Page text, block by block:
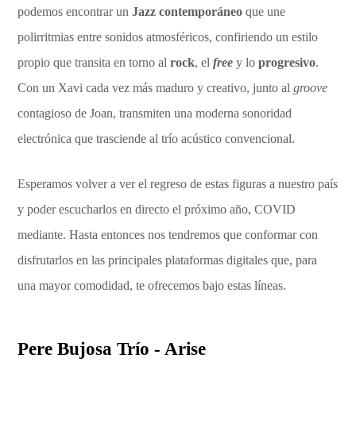
podemos encontrar unJazz contemporáneo que une
polirritmias entre sonidos atmosféricos, confiriendo un estilo
propio que transita en torno alrock, elfree y loprogresivo.
Con un Xavi cada vez más maduro y creativo, junto algroove
contagioso de Joan, transmiten una moderna sonoridad
electrónica que trasciende al trío acústico convencional.
Esperamos volver a ver el regreso de estas figuras a nuestro país
y poder escucharlos en directo el próximo año, COVID
mediante. Hasta entonces nos tendremos que conformar con
disfrutarlos en las principales plataformas digitales que, para
una mayor comodidad, te ofrecemos bajo estas líneas.
Pere Bujosa Trío - Arise